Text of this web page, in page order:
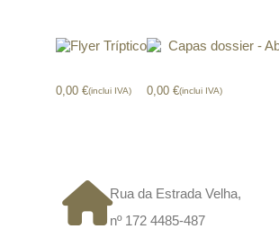
0,00 €(inclui IVA) 0,00 €(inclui IVA)
Rua da Estrada Velha,
nº 172 4485-487